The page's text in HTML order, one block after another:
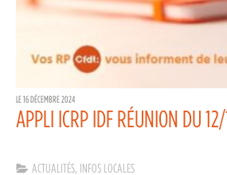
LE 16 DÉCEMBRE 2024
APPLI ICRP IDF RÉUNION DU
ACTUALITÉS INFOS LOCALES